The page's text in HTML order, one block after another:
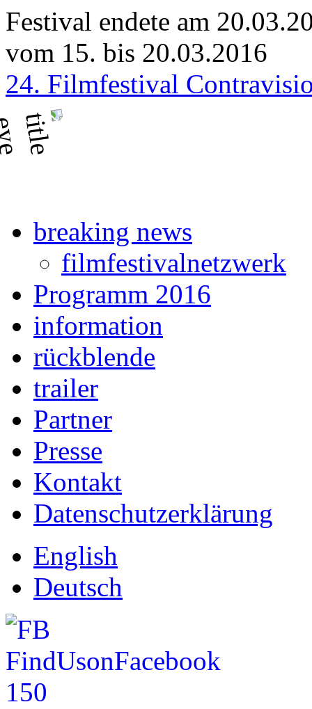
Festival endete am
vom 15. bis 20.03.2016
24. Filmfestival
breaking news
filmfestivalnetzwerk
Programm 2016
information
rückblende
trailer
Partner
Presse
Kontakt
Datenschutzerklärung
English
Deutsch